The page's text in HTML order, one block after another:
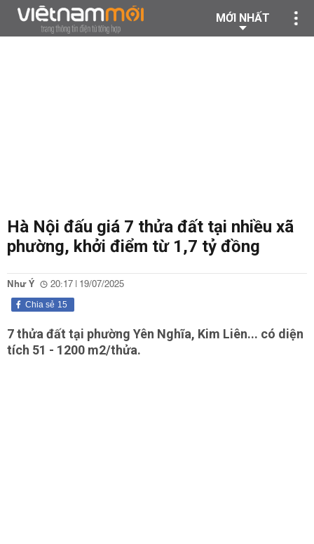
MỚI NHẤT
Hà Nội đấu giá 7 thửa đất tại nhiều xã
phường, khởi điểm từ 1,7 tỷ đồng
Như Ý 20:17 | 19/07/2025
15
Chia sẻ
7 thửa đất tại phường Yên Nghĩa, Kim Liên... có diện
tích 51 - 1200 m2/thửa.